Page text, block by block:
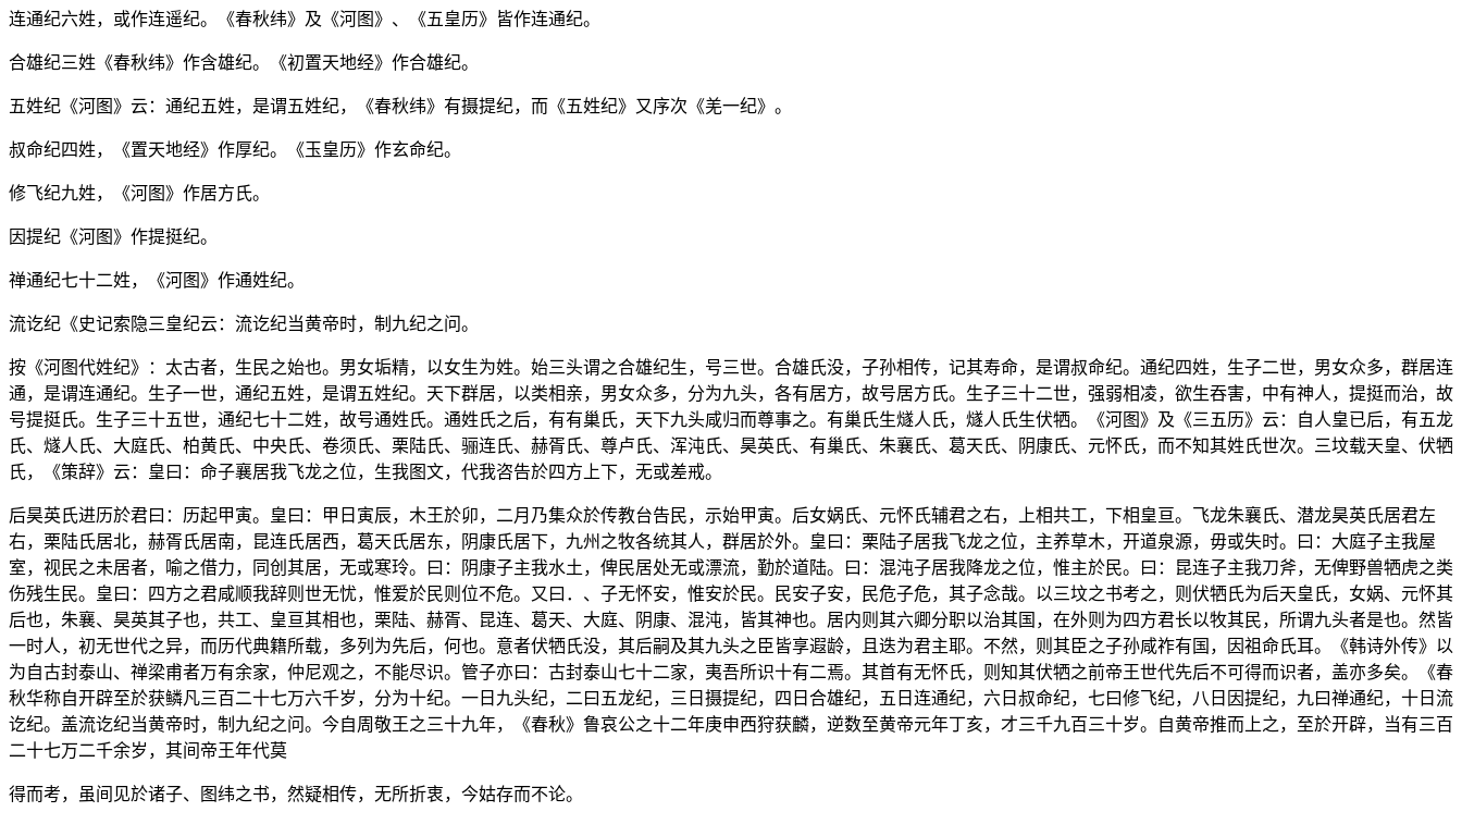
连通纪六姓，或作连遥纪。《春秋纬》及《河图》、《五皇历》皆作连通纪。
合雄纪三姓《春秋纬》作含雄纪。《初置天地经》作合雄纪。
五姓纪《河图》云：通纪五姓，是谓五姓纪，《春秋纬》有摄提纪，而《五姓纪》又序次《羌一纪》。
叔命纪四姓，《置天地经》作厚纪。《玉皇历》作玄命纪。
修飞纪九姓，《河图》作居方氏。
因提纪《河图》作提挺纪。
禅通纪七十二姓，《河图》作通姓纪。
流讫纪《史记索隐三皇纪云：流讫纪当黄帝时，制九纪之问。
按《河图代姓纪》：太古者，生民之始也。男女垢精，以女生为姓。始三头谓之合雄纪生，号三世。合雄氏没，子孙相传，记其寿命，是谓叔命纪。通纪四姓，生子二世，男女众多，群居连
通，是谓连通纪。生子一世，通纪五姓，是谓五姓纪。天下群居，以类相亲，男女众多，分为九头，各有居方，故号居方氏。生子三十二世，强弱相凌，欲生吞害，中有神人，提挺而治，故
号提挺氏。生子三十五世，通纪七十二姓，故号通姓氏。通姓氏之后，有有巢氏，天下九头咸归而尊事之。有巢氏生燧人氏，燧人氏生伏牺。《河图》及《三五历》云：自人皇已后，有五龙
氏、燧人氏、大庭氏、柏黄氏、中央氏、卷须氏、栗陆氏、骊连氏、赫胥氏、尊卢氏、浑沌氏、昊英氏、有巢氏、朱襄氏、葛天氏、阴康氏、元怀氏，而不知其姓氏世次。三坟载天皇、伏牺
氏，《策辞》云：皇曰：命子襄居我飞龙之位，生我图文，代我咨告於四方上下，无或差戒。
后昊英氏进历於君曰：历起甲寅。皇曰：甲日寅辰，木王於卯，二月乃集众於传教台告民，示始甲寅。后女娲氏、元怀氏辅君之右，上相共工，下相皇亘。飞龙朱襄氏、潜龙昊英氏居君左
右，栗陆氏居北，赫胥氏居南，昆连氏居西，葛天氏居东，阴康氏居下，九州之牧各统其人，群居於外。皇曰：栗陆子居我飞龙之位，主养草木，开道泉源，毋或失时。曰：大庭子主我屋
室，视民之未居者，喻之借力，同创其居，无或寒玲。曰：阴康子主我水土，俾民居处无或漂流，勤於道陆。曰：混沌子居我降龙之位，惟主於民。曰：昆连子主我刀斧，无俾野兽牺虎之类
伤残生民。皇曰：四方之君咸顺我辞则世无忧，惟爱於民则位不危。又曰．、子无怀安，惟安於民。民安子安，民危子危，其子念哉。以三坟之书考之，则伏牺氏为后天皇氏，女娲、元怀其
后也，朱襄、昊英其子也，共工、皇亘其相也，栗陆、赫胥、昆连、葛天、大庭、阴康、混沌，皆其神也。居内则其六卿分职以治其国，在外则为四方君长以牧其民，所谓九头者是也。然皆
一时人，初无世代之异，而历代典籍所载，多列为先后，何也。意者伏牺氏没，其后嗣及其九头之臣皆享遐龄，且迭为君主耶。不然，则其臣之子孙咸祚有国，因祖命氏耳。《韩诗外传》以
为自古封泰山、禅梁甫者万有余家，仲尼观之，不能尽识。管子亦曰：古封泰山七十二家，夷吾所识十有二焉。其首有无怀氏，则知其伏牺之前帝王世代先后不可得而识者，盖亦多矣。《春
秋华称自开辟至於获鳞凡三百二十七万六千岁，分为十纪。一日九头纪，二曰五龙纪，三日摄提纪，四日合雄纪，五日连通纪，六日叔命纪，七曰修飞纪，八日因提纪，九曰禅通纪，十日流
讫纪。盖流讫纪当黄帝时，制九纪之问。今自周敬王之三十九年，《春秋》鲁哀公之十二年庚申西狩获麟，逆数至黄帝元年丁亥，才三千九百三十岁。自黄帝推而上之，至於开辟，当有三百
二十七万二千余岁，其间帝王年代莫
得而考，虽间见於诸子、图纬之书，然疑相传，无所折衷，今姑存而不论。